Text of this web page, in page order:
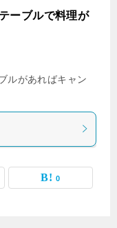
ーブルで料理が
ルがあればキャン
0